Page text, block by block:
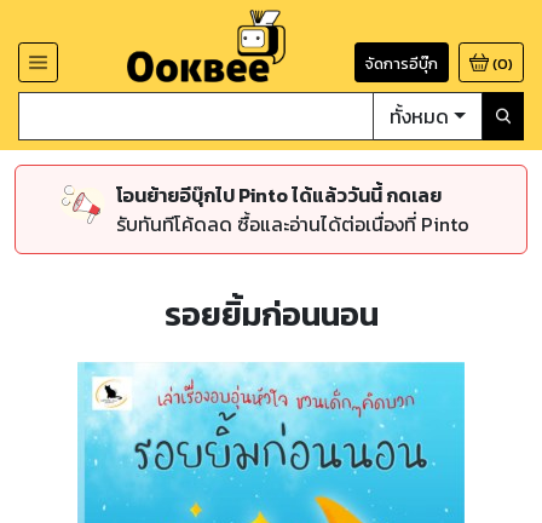
จัดการอีบุ๊ก (0)
ทั้งหมด
โอนย้ายอีบุ๊กไป Pinto ได้แล้ววันนี้ กดเลย
รับทันทีโค้ดลด ซื้อและอ่านได้ต่อเนื่องที่ Pinto
รอยยิ้มก่อนนอน